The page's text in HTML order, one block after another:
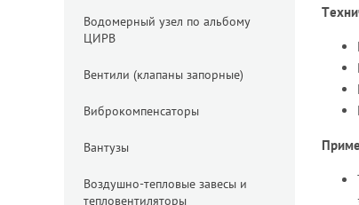
Водомерный узел по альбому
ЦИРВ
Вентили (клапаны запорные)
Виброкомпенсаторы
Вантузы
Воздушно-тепловые завесы и
тепловентиляторы